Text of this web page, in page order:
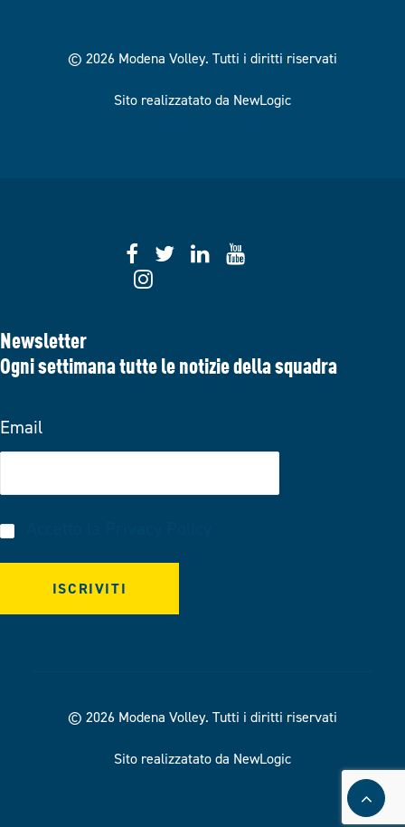
© 2026 Modena Volley. Tutti i diritti riservati
Sito realizzatato da NewLogic
Newsletter
Ogni settimana tutte le notizie della squadra
Email
© 2026 Modena Volley. Tutti i diritti riservati
Sito realizzatato da NewLogic